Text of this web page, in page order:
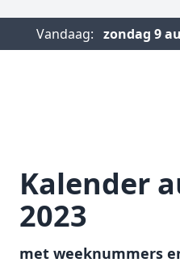
Vandaag: zondag 9
Kalender
2023
met weeknummers